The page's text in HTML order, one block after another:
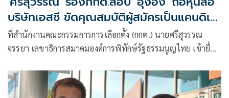
บริษัท​เอสซี​ ขัดคุณสมบัติผู้สมัครเป็นแคนดิเด
ตนายกฯหรือไม่
ที่สำนักงานคณะกรรมการการเลือกตั้ง (กกต.) นายศรีสุวรรณ
จรรยา เลขาธิการสมาคมองค์การพิทักษ์รัฐธรรมนูญไทย เข้ายื่น